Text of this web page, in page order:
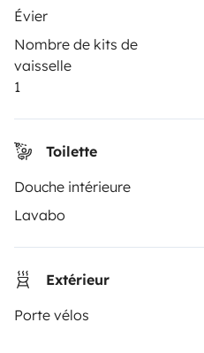
Évier
Nombre de kits de
vaisselle
1
Toilette
Douche intérieure
Lavabo
Extérieur
Porte vélos
Aide locataire
Déposer une annonce
Contrat de location
Assurances location
Assistances location
Aide propriétaire